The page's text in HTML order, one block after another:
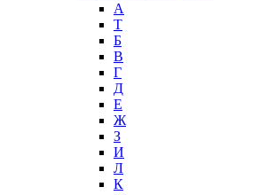
А
T
Б
В
Г
Д
Е
Ж
З
И
Л
К